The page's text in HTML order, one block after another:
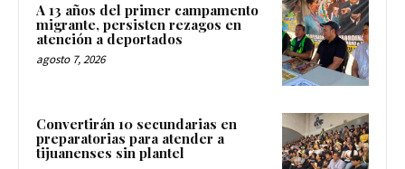
A 13 años del primer campamento
migrante, persisten rezagos en
atención a deportados
agosto 7, 2026
Convertirán 10 secundarias en
preparatorias para atender a
tijuanenses sin plantel